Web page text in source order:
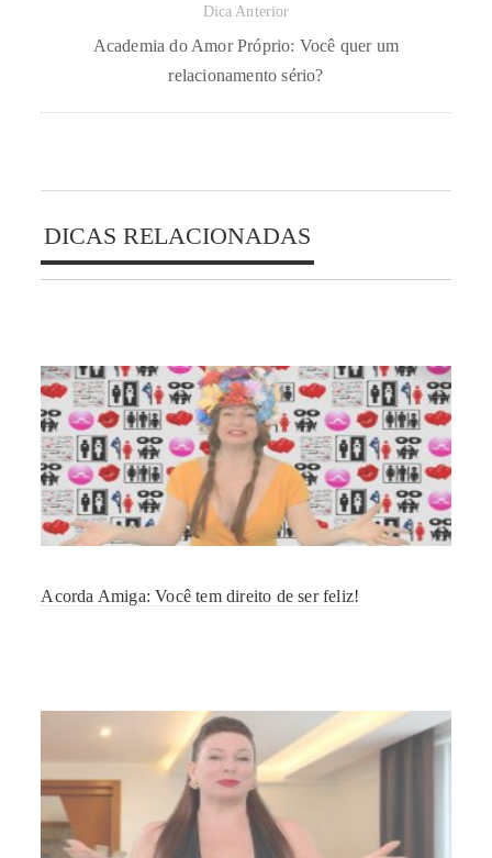
Dica Anterior
Academia do Amor Próprio: Você quer um
relacionamento sério?
DICAS RELACIONADAS
Acorda Amiga: Você tem direito de ser feliz!